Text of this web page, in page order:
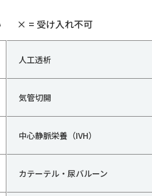
× = 受け入れ不可
人工透析
気管切開
中心静脈栄養（IVH）
カテーテル・尿バルーン